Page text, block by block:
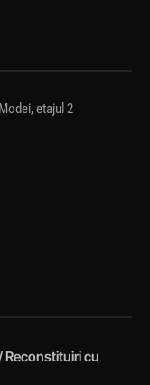
etajul 2
Reconstituiri cu